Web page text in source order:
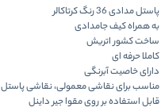
پاستل مدادی 36 رنگ کرتاکالر
به همراه کیف جامدادی
ساخت کشور اتریش
کاملا حرفه ای
دارای خاصیت آبرنگی
مناسب برای نقاشی معمولی، نقاشی پاستل
قابل استفاده بر روی مقوا جیر داینل